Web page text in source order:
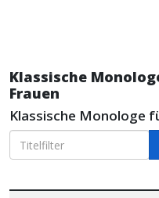
Klassische
Frauen
Klassische Monologe
Titelfilter